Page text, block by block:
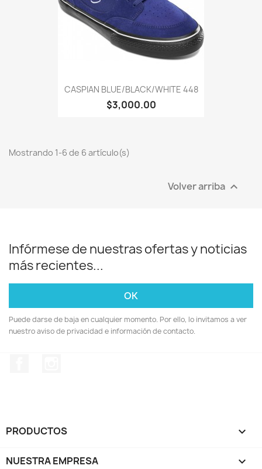
CASPIAN BLUE/BLACK/WHITE 448
$3,000.00
Mostrando 1-6 de 6 artículo(s)
Volver arriba 
Infórmese de nuestras ofertas y noticias
más recientes...
Puede darse de baja en cualquier momento. Por ello, lo invitamos a ver
nuestro aviso de privacidad e información de contacto.
PRODUCTOS 
NUESTRA EMPRESA 